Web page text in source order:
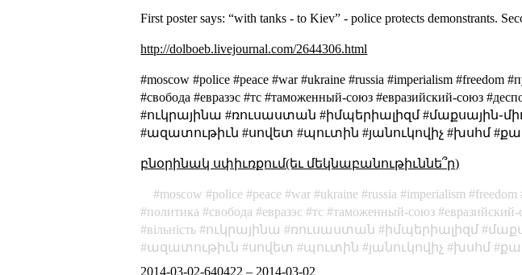
First poster says: “with tanks - to Kiev” - police protects demonstrants.
http://dolboeb.livejournal.com/2644306.html
#moscow #police #peace #war #ukraine #russia #imperialism #freedom
#свобода #евразэс #тс #таможенный-союз #евразийский-союз
#ուկրայինա #ռուսաստան #իմպերիալիզմ
#ազատութիւն #սովետ #պուտին #յանուկովիչ #խսհմ
բնօրինակ սփիւռքում(եւ մեկնաբանութիւննե՞ր)
moscow police peace war ukraine russia imperialism freedom
политика
свобода евразэс тс таможенный-союз
вільність
ուկրայինա ռուսաստան իմպերիալիզմ
ազատութիւն
սովետ պուտին յանուկովիչ խսհմ
2014-03-02-640422 – 2014-03-02